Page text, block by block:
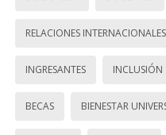
RELACIONES INTERNACIONALES
INGRESANTES INCLUSIÓN
BECAS BIENESTAR